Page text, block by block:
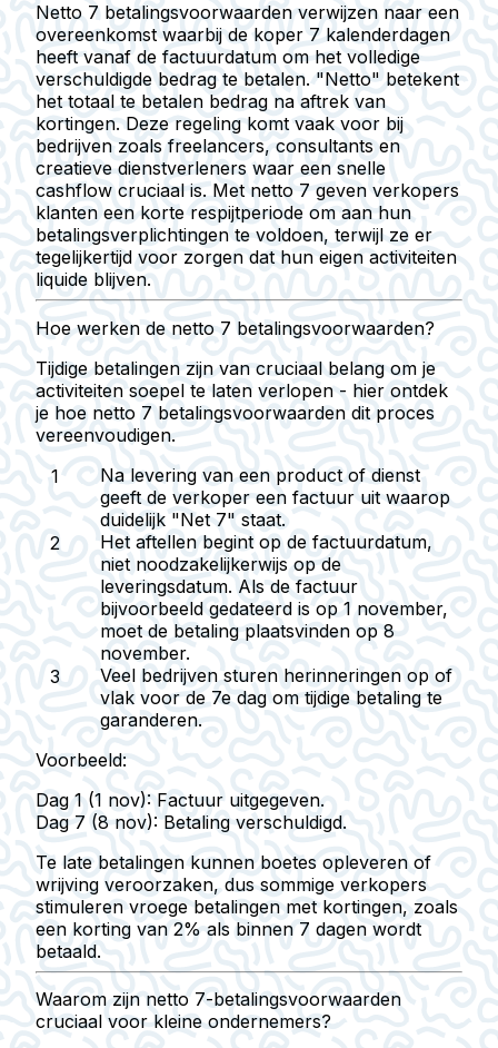
Netto 7 betalingsvoorwaarden verwijzen naar een
overeenkomst waarbij de koper 7 kalenderdagen
heeft vanaf de factuurdatum om het volledige
verschuldigde bedrag te betalen. "Netto" betekent
het totaal te betalen bedrag na aftrek van
kortingen. Deze regeling komt vaak voor bij
bedrijven zoals freelancers, consultants en
creatieve dienstverleners waar een snelle
cashflow cruciaal is. Met netto 7 geven verkopers
klanten een korte respijtperiode om aan hun
betalingsverplichtingen te voldoen, terwijl ze er
tegelijkertijd voor zorgen dat hun eigen activiteiten
liquide blijven.
Hoe werken de netto 7 betalingsvoorwaarden?
Tijdige betalingen zijn van cruciaal belang om je
activiteiten soepel te laten verlopen - hier ontdek
je hoe netto 7 betalingsvoorwaarden dit proces
vereenvoudigen.
Na levering van een product of dienst
geeft de verkoper een factuur uit waarop
duidelijk "Net 7" staat.
Het aftellen begint op de factuurdatum,
niet noodzakelijkerwijs op de
leveringsdatum. Als de factuur
bijvoorbeeld gedateerd is op 1 november,
moet de betaling plaatsvinden op 8
november.
Veel bedrijven sturen herinneringen op of
vlak voor de 7e dag om tijdige betaling te
garanderen.
Voorbeeld:
Dag 1 (1 nov): Factuur uitgegeven.
Dag 7 (8 nov): Betaling verschuldigd.
Te late betalingen kunnen boetes opleveren of
wrijving veroorzaken, dus sommige verkopers
stimuleren vroege betalingen met kortingen, zoals
een korting van 2% als binnen 7 dagen wordt
betaald.
Waarom zijn netto 7-betalingsvoorwaarden
cruciaal voor kleine ondernemers?